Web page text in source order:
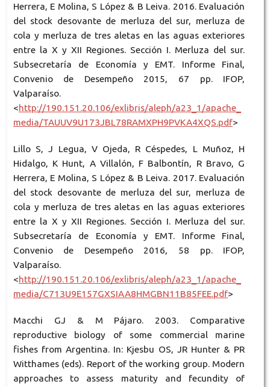
Herrera, E Molina, S López & B Leiva. 2016. Evaluación
del stock desovante de merluza del sur, merluza de
cola y merluza de tres aletas en las aguas exteriores
entre la X y XII Regiones. Sección I. Merluza del sur.
Subsecretaría de Economía y EMT. Informe Final,
Convenio de Desempeño 2015, 67 pp. IFOP,
Valparaíso.
<http://190.151.20.106/exlibris/aleph/a23_1/apache_
media/TAUUV9U173JBL78RAMXPH9PVKA4XQS.pdf>
Lillo S, J Legua, V Ojeda, R Céspedes, L Muñoz, H
Hidalgo, K Hunt, A Villalón, F Balbontín, R Bravo, G
Herrera, E Molina, S López & B Leiva. 2017. Evaluación
del stock desovante de merluza del sur, merluza de
cola y merluza de tres aletas en las aguas exteriores
entre la X y XII Regiones. Sección I. Merluza del sur.
Subsecretaría de Economía y EMT. Informe Final,
Convenio de Desempeño 2016, 58 pp. IFOP,
Valparaíso.
<http://190.151.20.106/exlibris/aleph/a23_1/apache_
media/C713U9E157GXSIAA8HMGBN11B85FEE.pdf>
Macchi GJ & M Pájaro. 2003. Comparative
reproductive biology of some commercial marine
fishes from Argentina. In: Kjesbu OS, JR Hunter & PR
Witthames (eds). Report of the working group. Modern
approaches to assess maturity and fecundity of